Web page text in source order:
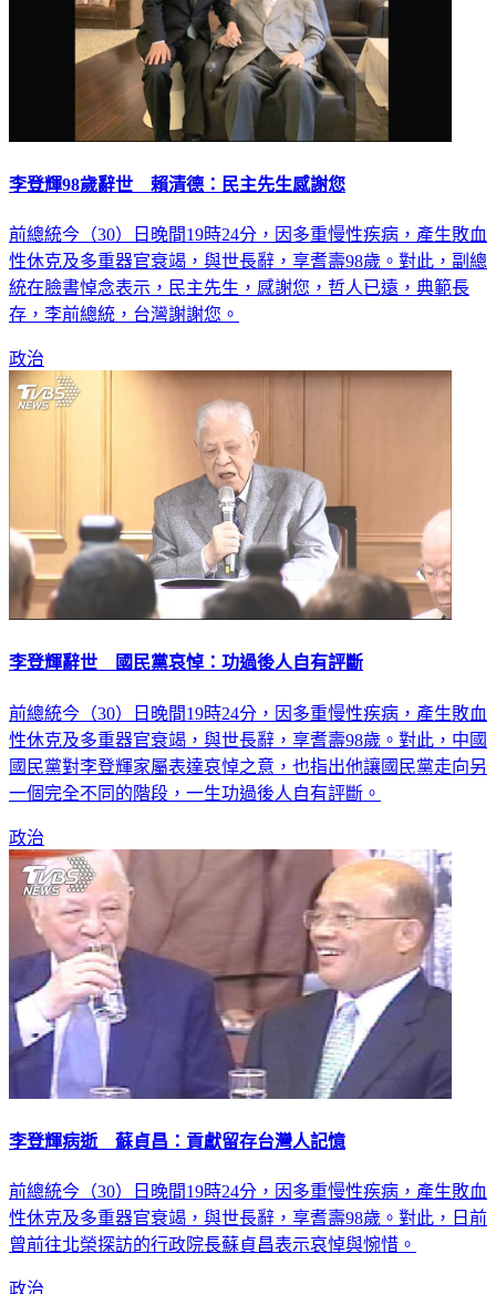
李登輝98歲辭世 賴清德：民主先生感謝您
前總統今（30）日晚間19時24分，因多重慢性疾病，產生敗血
性休克及多重器官衰竭，與世長辭，享耆壽98歲。對此，副總
統在臉書悼念表示，民主先生，感謝您，哲人已遠，典範長
存，李前總統，台灣謝謝您。
政治
李登輝辭世 國民黨哀悼：功過後人自有評斷
前總統今（30）日晚間19時24分，因多重慢性疾病，產生敗血
性休克及多重器官衰竭，與世長辭，享耆壽98歲。對此，中國
國民黨對李登輝家屬表達哀悼之意，也指出他讓國民黨走向另
一個完全不同的階段，一生功過後人自有評斷。
政治
李登輝病逝 蘇貞昌：貢獻留存台灣人記憶
前總統今（30）日晚間19時24分，因多重慢性疾病，產生敗血
性休克及多重器官衰竭，與世長辭，享耆壽98歲。對此，日前
曾前往北榮探訪的行政院長蘇貞昌表示哀悼與惋惜。
政治